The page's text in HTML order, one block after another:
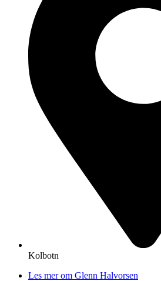
Kolbotn
Les mer om Glenn Halvorsen